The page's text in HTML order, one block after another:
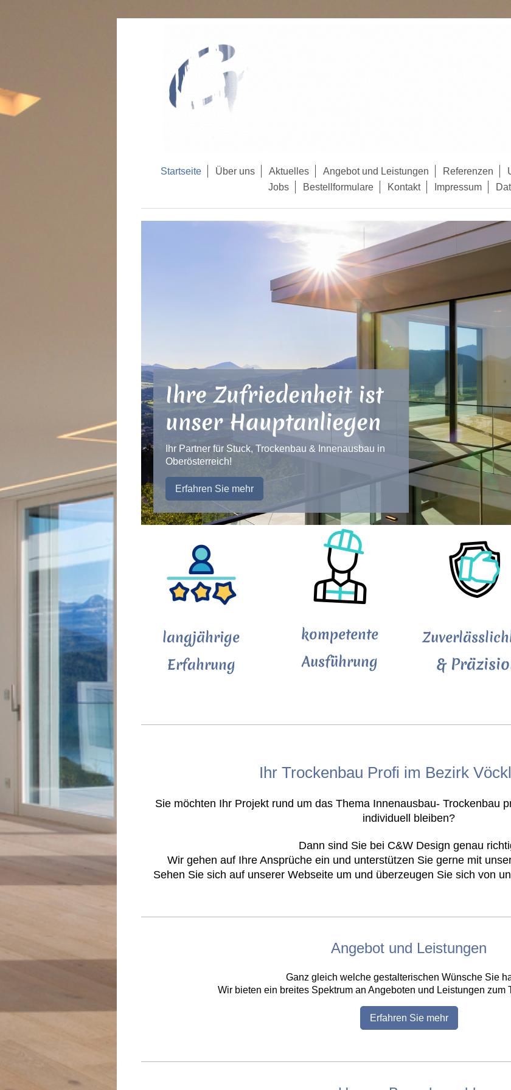
Startseite Über uns Aktuelles Angebot und Leistungen Referenzen
Jobs
Bestellformulare Kontakt Impressum
Ihre Zufriedenheit ist
unser Hauptanliegen
Ihr Partner für Stuck, Trockenbau & Innenausbau in
Oberösterreich!
Erfahren Sie mehr
langjährige
Erfahrung
kompetente
Ausführung
&
Ihr Trockenbau Profi im Bezirk
Sie möchten Ihr Projekt rund um das Thema Innenausbau- Trockenbau
individuell bleiben?
Dann sind Sie bei C&W Design genau
Wir gehen auf Ihre Ansprüche ein und unterstützen Sie gerne mit
Sehen Sie sich auf unserer Webseite um und überzeugen Sie sich von
Angebot und Leistungen
Ganz gleich welche gestalterischen Wünsche Sie
Wir bieten ein breites Spektrum an Angeboten und Leistungen zum
Erfahren Sie mehr